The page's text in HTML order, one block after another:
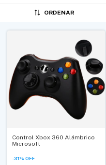
ORDENAR
Control Xbox 360 Alámbrico
Microsoft
-31% OFF